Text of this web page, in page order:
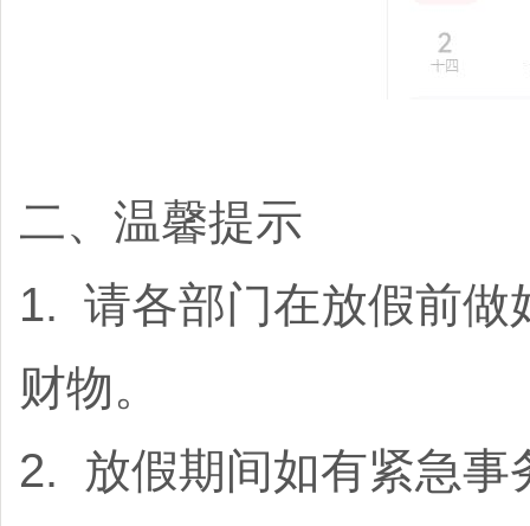
二、温馨提示
1. 请各部门在放假前做
财物。
2. 放假期间如有紧急事